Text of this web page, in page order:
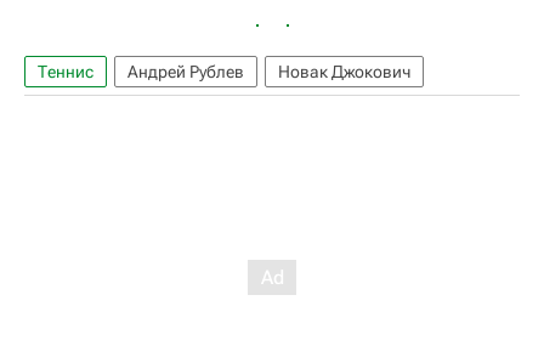
Теннис Андрей Рублев Новак Джокович